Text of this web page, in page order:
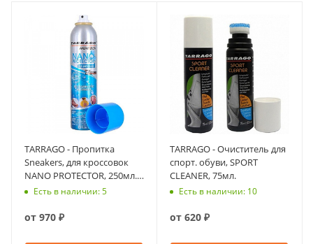
TARRAGO - Пропитка
Sneakers, для кроссовок
NANO PROTECTOR, 250мл.
(бесцветный)
Есть в наличии: 5
от 970 ₽
TARRAGO - Очиститель для
спорт. обуви, SPORT
CLEANER, 75мл.
Есть в наличии: 10
от 620 ₽